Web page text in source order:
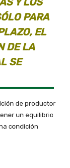
PARA
EL
DE LA
SE
de productor
un equilibrio
condición